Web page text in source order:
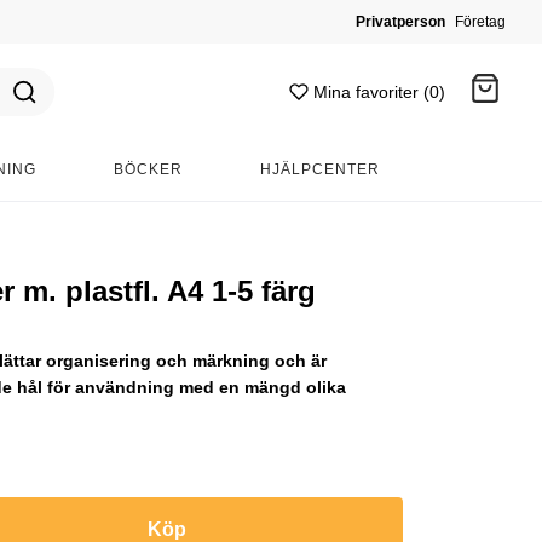
Privatperson Företag
Mina favoriter (0)
BÖCKER HJÄLPCENTER
m. plastfl. A4 1-5 färg
organisering och märkning och är
hål för användning med en mängd olika
Köp